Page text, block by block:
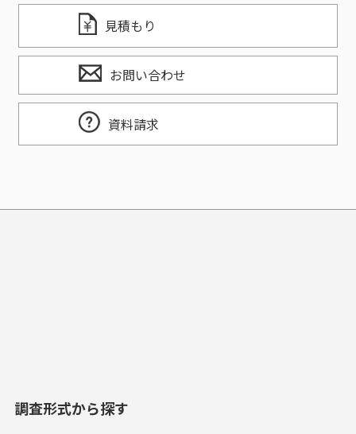
見積もり
お問い合わせ
資料請求
調査形式から探す